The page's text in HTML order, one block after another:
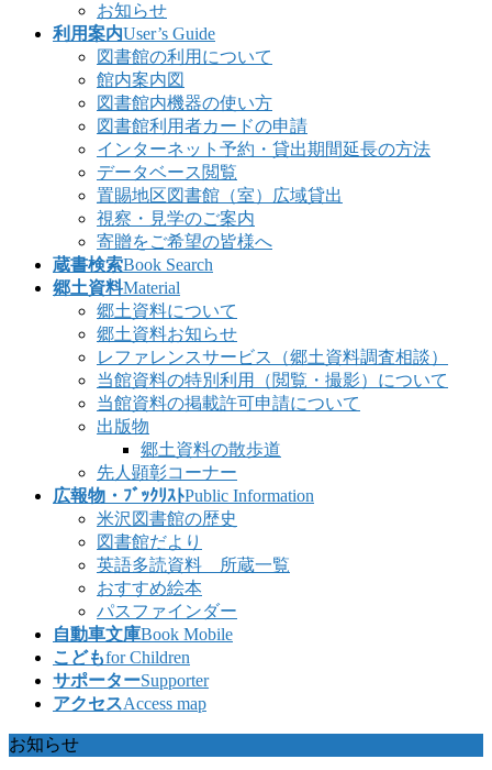
お知らせ
利用案内User’s Guide
図書館の利用について
館内案内図
図書館内機器の使い方
図書館利用者カードの申請
インターネット予約・貸出期間延長の方法
データベース閲覧
置賜地区図書館（室）広域貸出
視察・見学のご案内
寄贈をご希望の皆様へ
蔵書検索Book Search
郷土資料Material
郷土資料について
郷土資料お知らせ
レファレンスサービス（郷土資料調査相談）
当館資料の特別利用（閲覧・撮影）について
当館資料の掲載許可申請について
出版物
郷土資料の散歩道
先人顕彰コーナー
広報物・ﾌﾞｯｸﾘｽﾄPublic Information
米沢図書館の歴史
図書館だより
英語多読資料 所蔵一覧
おすすめ絵本
パスファインダー
自動車文庫Book Mobile
こどもfor Children
サポーターSupporter
アクセスAccess map
お知らせ